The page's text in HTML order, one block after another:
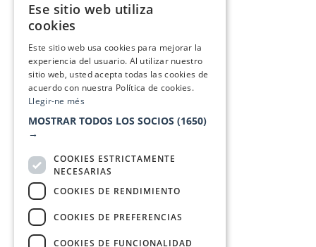
Ese sitio web utiliza
cookies
Este sitio web usa cookies para mejorar la
experiencia del usuario. Al utilizar nuestro
sitio web, usted acepta todas las cookies de
acuerdo con nuestra Política de cookies.
Llegir-ne més
MOSTRAR TODOS LOS SOCIOS (1650)
→
COOKIES ESTRICTAMENTE
NECESARIAS
COOKIES DE RENDIMIENTO
COOKIES DE PREFERENCIAS
COOKIES DE FUNCIONALIDAD